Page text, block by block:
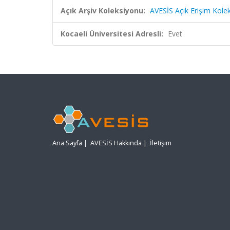
Açık Arşiv Koleksiyonu: AVESİS Açık Erişim
Kocaeli Üniversitesi Adresli: Evet
Ana Sayfa | AVESİS Hakkında | İletişim